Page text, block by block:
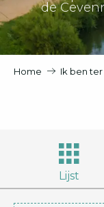
de
Home Ik ben
Lijst